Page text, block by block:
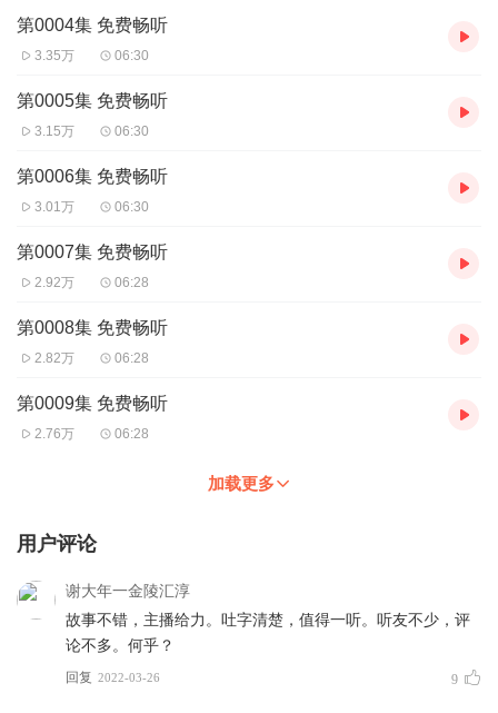
第0004集 免费畅听
3.35万 06:30
第0005集 免费畅听
3.15万 06:30
第0006集 免费畅听
3.01万 06:30
第0007集 免费畅听
2.92万 06:28
第0008集 免费畅听
2.82万 06:28
第0009集 免费畅听
2.76万 06:28
加载更多
用户评论
谢大年一金陵汇淳
故事不错，主播给力。吐字清楚，值得一听。听友不少，评
论不多。何乎？
回复 2022-03-26 9